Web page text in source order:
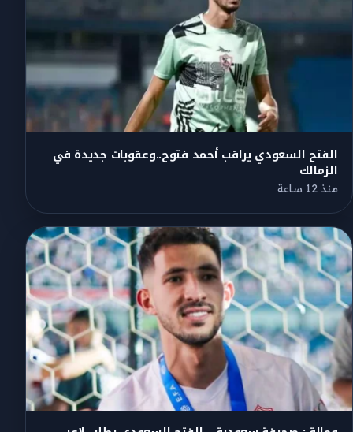
الفتح السعودي يراقب أحمد فتوح..وعقوبات جديدة في
الزمالك
منذ 12 ساعة